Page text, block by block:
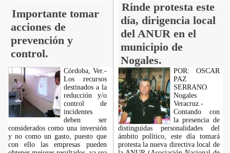
Importante tomar
acciones de
prevención y
control.
Rinde protesta este
día, dirigencia local
del ANUR en el
municipio de
Nogales.
Córdoba, Ver.-
Los recursos
destinados a la
reducción y/o
control de
incidentes
deben ser
considerados como una inversión
y no como un gasto, puesto que
con ello las empresas pueden
POR: OSCAR
PAZ
SERRANO.
Nogales
Veracruz.-
Contando con
la presencia de
distinguidas personalidades del
ámbito político, este día tomará
protesta la nueva directiva local de